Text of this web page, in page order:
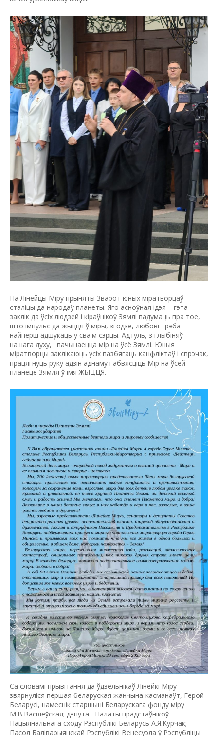
На Лінейцы Міру прыняты Зварот юных міратворцаў
сталіцы да народаў планеты. Яго асноўная ідэя – гэта
заклік да ўсіх людзей і кіраўнікоў Зямлі падумаць пра тое,
што імпульс да жыцця ў міры, згодзе, любові трэба
найперш адшукаць у сваім сэрцы. Адтуль, з глыбіняў
нашага духу, і пачынаецца мір на ўсё Зямлі. Юныя
міратворцы заклікаюць усіх пазбягаць канфліктаў і спрэчак,
працягнуць руку адзін аднаму і абвясціць Мір на ўсёй
планеце Зямля ў імя ЖЫЦЦЯ.
Са словамі прывітання да ўдзельнікаў Лінейкі Міру
звярнуліся першая беларуская жанчына-касманаўт, Герой
Беларусі, намеснік старшыні Беларускага фонду мiру
М.В.Васілеўская; дэпутат Палаты прадстаўнікоў
Нацыянальнага сходу Рэспублікі Беларусь А.Я.Курчак;
Пасол Баліварыянскай Рэспублікі Венесуэла ў Рэспубліцы